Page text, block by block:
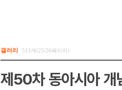
갤러리 513개(25/26페이지)
제50차 동아시아 개